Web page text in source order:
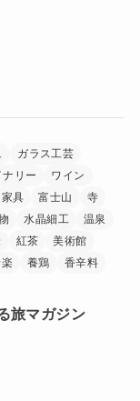
ガラス工芸
ナリー
ワイン
家具 富士山
寺
水晶細工
温泉
紅茶
美術館
養鶏 香辛料
旅マガジン